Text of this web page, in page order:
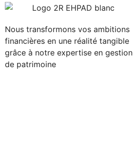
Nous transformons vos ambitions
financières en une réalité tangible
grâce à notre expertise en gestion
de patrimoine